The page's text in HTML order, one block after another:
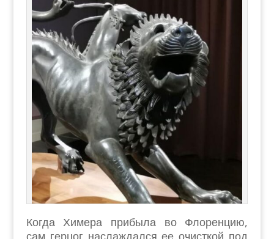
Когда Химера прибыла во Флоренцию,
сам герцог наслаждался ее очисткой под